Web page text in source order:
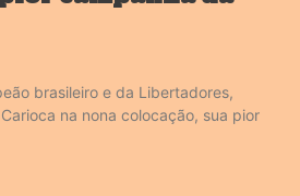
brasileiro e da Libertadores,
na nona colocação, sua pior